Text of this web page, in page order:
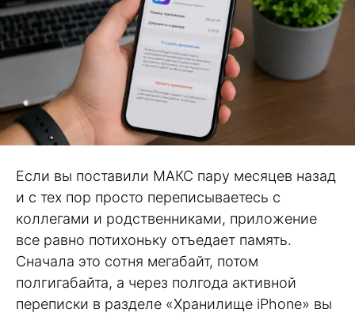
Если вы поставили МАКС пару месяцев назад
и с тех пор просто переписываетесь с
коллегами и родственниками, приложение
все равно потихоньку отъедает память.
Сначала это сотня мегабайт, потом
полгигабайта, а через полгода активной
переписки в разделе «Хранилище iPhone» вы